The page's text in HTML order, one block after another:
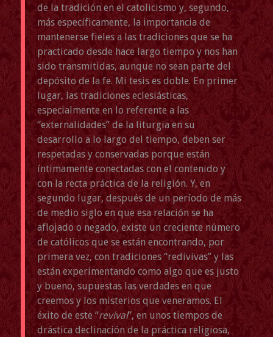
de la tradición en el catolicismo y, segundo,
más específicamente, la importancia de
mantenerse fieles a las tradiciones que se ha
practicado desde hace largo tiempo y nos han
sido transmitidas, aunque no sean parte del
depósito de la fe. Mi tesis es doble. En primer
lugar, las tradiciones eclesiásticas,
especialmente en lo referente a las
“externalidades” de la liturgia en su
desarrollo a lo largo del tiempo, deben ser
respetadas y conservadas porque están
íntimamente conectadas con el contenido y
con la recta práctica de la religión. Y, en
segundo lugar, después de un período de más
de medio siglo en que esa relación se ha
aflojado o negado, existe un creciente número
de católicos que se están encontrando, por
primera vez, con tradiciones “redivivas” y las
están experimentando como algo que es justo
y bueno, supuestas las verdades en que
creemos y los misterios que veneramos. El
éxito de este “revival”, en unos tiempos de
drástica declinación de la práctica religiosa,